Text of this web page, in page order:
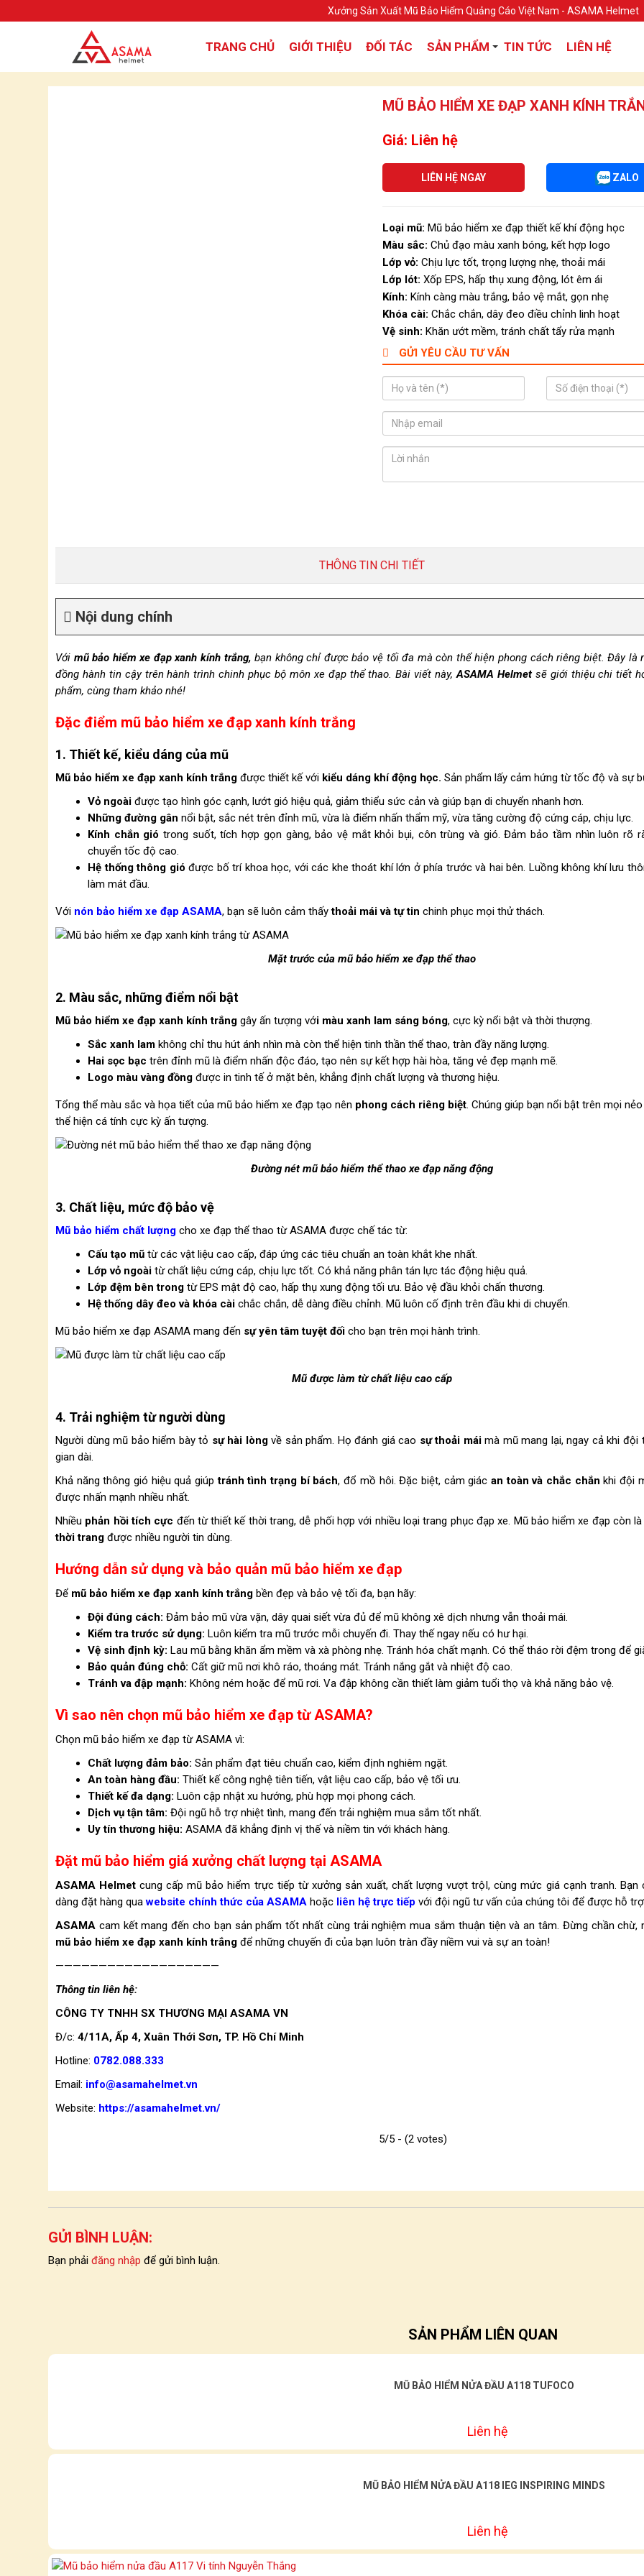
Xưởng Sản Xuất Mũ Bảo Hiểm Quảng Cáo Việt Nam - ASAMA Helmet
TRANG CHỦ GIỚI THIỆU ĐỐI TÁC SẢN PHẨM TIN TỨC LIÊN HỆ
MŨ BẢO HIỂM XE ĐẠP XANH KÍNH
Giá: Liên hệ
LIÊN HỆ NGAY ZALO
Loại mũ: Mũ bảo hiểm xe đạp thiết kế khí động học
Màu sắc: Chủ đạo màu xanh bóng, kết hợp logo
Lớp vỏ: Chịu lực tốt, trọng lượng nhẹ, thoải mái
Lớp lót: Xốp EPS, hấp thụ xung động, lót êm ái
Kính: Kính càng màu trắng, bảo vệ mắt, gọn nhẹ
Khóa cài: Chắc chắn, dây đeo điều chỉnh linh hoạt
Vệ sinh: Khăn ướt mềm, tránh chất tẩy rửa mạnh
GỬI YÊU CẦU TƯ VẤN
THÔNG TIN CHI TIẾT
Nội dung chính
Với mũ bảo hiểm xe đạp xanh kính trắng, bạn không chỉ được bảo vệ tối đa mà còn thể hiện phong cách riêng biệt. Đây là
đồng hành tin cậy trên hành trình chinh phục bộ môn xe đạp thể thao. Bài viết này, ASAMA Helmetsẽ giới thiệu chi tiết
phẩm, cùng tham khảo nhé!
Đặc điểm mũ bảo hiểm xe đạp xanh kính trắng
1. Thiết kế, kiểu dáng của mũ
Mũ bảo hiểm xe đạp xanh kính trắng được thiết kế với kiểu dáng khí động học. Sản phẩm lấy cảm hứng từ tốc độ và sự
Vỏ ngoài được tạo hình góc cạnh, lướt gió hiệu quả, giảm thiểu sức cản và giúp bạn di chuyển nhanh hơn.
Những đường gân nổi bật, sắc nét trên đỉnh mũ, vừa là điểm nhấn thẩm mỹ, vừa tăng cường độ cứng cáp, chịu lực.
Kính chắn gió trong suốt, tích hợp gọn gàng, bảo vệ mắt khỏi bụi, côn trùng và gió. Đảm bảo tầm nhìn luôn rõ
chuyển tốc độ cao.
Hệ thống thông gió được bố trí khoa học, với các khe thoát khí lớn ở phía trước và hai bên. Luồng không khí lưu
làm mát đầu.
Với nón bảo hiểm xe đạp ASAMA, bạn sẽ luôn cảm thấythoải mái và tự tin chinh phục mọi thử thách.
Mặt trước của mũ bảo hiểm xe đạp thể thao
2. Màu sắc, những điểm nổi bật
Mũ bảo hiểm xe đạp xanh kính trắng gây ấn tượng với màu xanh lam sáng bóng, cực kỳ nổi bật và thời thượng.
Sắc xanh lam không chỉ thu hút ánh nhìn mà còn thể hiện tinh thần thể thao, tràn đầy năng lượng.
Hai sọc bạc trên đỉnh mũ là điểm nhấn độc đáo, tạo nên sự kết hợp hài hòa, tăng vẻ đẹp mạnh mẽ.
Logo màu vàng đồng được in tinh tế ở mặt bên, khẳng định chất lượng và thương hiệu.
Tổng thể màu sắc và họa tiết của mũ bảo hiểm xe đạp tạo nên phong cách riêng biệt. Chúng giúp bạn nổi bật trên mọi
thể hiện cá tính cực kỳ ấn tượng.
Đường nét mũ bảo hiểm thể thao xe đạp năng động
3. Chất liệu, mức độ bảo vệ
Mũ bảo hiểm chất lượng cho xe đạp thể thao từ ASAMA được chế tác từ:
Cấu tạo mũ từ các vật liệu cao cấp, đáp ứng các tiêu chuẩn an toàn khắt khe nhất.
Lớp vỏ ngoài từ chất liệu cứng cáp, chịu lực tốt. Có khả năng phân tán lực tác động hiệu quả.
Lớp đệm bên trong từEPS mật độ cao, hấp thụ xung động tối ưu. Bảo vệ đầu khỏi chấn thương.
Hệ thống dây đeo và khóa cài chắc chắn, dễ dàng điều chỉnh. Mũ luôn cố định trên đầu khi di chuyển.
Mũ bảo hiểm xe đạp ASAMA mang đến sự yên tâm tuyệt đối cho bạn trên mọi hành trình.
Mũ được làm từ chất liệu cao cấp
4. Trải nghiệm từ người dùng
Người dùng mũ bảo hiểm bày tỏ sự hài lòngvề sản phẩm. Họ đánh giá cao sự thoải máimà mũ mang lại, ngay cả khi đội
gian dài.
Khả năng thông gió hiệu quả giúp tránh tình trạng bí bách, đổ mồ hôi. Đặc biệt, cảm giác an toàn và chắc chắn khi đội
được nhấn mạnh nhiều nhất.
Nhiều phản hồi tích cực đến từ thiết kế thời trang, dễ phối hợp với nhiều loại trang phục đạp xe. Mũ bảo hiểm xe đạp còn là
thời trang được nhiều người tin dùng.
Hướng dẫn sử dụng và bảo quản mũ bảo hiểm xe đạp
Để mũ bảo hiểm xe đạp xanh kính trắng bền đẹp và bảo vệ tối đa, bạn hãy:
Đội đúng cách: Đảm bảo mũ vừa vặn, dây quai siết vừa đủ để mũ không xê dịch nhưng vẫn thoải mái.
Kiểm tra trước sử dụng: Luôn kiểm tra mũ trước mỗi chuyến đi. Thay thế ngay nếu có hư hại.
Vệ sinh định kỳ: Lau mũ bằng khăn ẩm mềm và xà phòng nhẹ. Tránh hóa chất mạnh. Có thể tháo rời đệm trong để
Bảo quản đúng chỗ: Cất giữ mũ nơi khô ráo, thoáng mát. Tránh nắng gắt và nhiệt độ cao.
Tránh va đập mạnh: Không ném hoặc để mũ rơi. Va đập không cần thiết làm giảm tuổi thọ và khả năng bảo vệ.
Vì sao nên chọn mũ bảo hiểm xe đạp từ ASAMA?
Chọn mũ bảo hiểm xe đạp từ ASAMA vì:
Chất lượng đảm bảo: Sản phẩm đạt tiêu chuẩn cao, kiểm định nghiêm ngặt.
An toàn hàng đầu: Thiết kế công nghệ tiên tiến, vật liệu cao cấp, bảo vệ tối ưu.
Thiết kế đa dạng: Luôn cập nhật xu hướng, phù hợp mọi phong cách.
Dịch vụ tận tâm: Đội ngũ hỗ trợ nhiệt tình, mang đến trải nghiệm mua sắm tốt nhất.
Uy tín thương hiệu: ASAMA đã khẳng định vị thế và niềm tin với khách hàng.
Đặt mũ bảo hiểm giá xưởng chất lượng tại ASAMA
ASAMA Helmet cung cấp mũ bảo hiểm trực tiếp từ xưởng sản xuất, chất lượng vượt trộI, cùng mức giá cạnh tranh. Bạn
dàng đặt hàng quawebsite chính thức của ASAMA hoặc liên hệ trực tiếp với đội ngũ tư vấn của chúng tôi để được hỗ
ASAMA cam kết mang đến cho bạn sản phẩm tốt nhất cùng trải nghiệm mua sắm thuận tiện và an tâm. Đừng chần chừ,
mũ bảo hiểm xe đạp xanh kính trắng để những chuyến đi của bạn luôn tràn đầy niềm vui và sự an toàn!
———————————————————
Thông tin liên hệ:
CÔNG TY TNHH SX THƯƠNG MẠI ASAMA VN
Đ/c: 4/11A, Ấp 4, Xuân Thới Sơn, TP. Hồ Chí Minh
Hotline: 0782.088.333
Email: info@asamahelmet.vn
Website: https://asamahelmet.vn/
5/5 - (2 votes)
GỬI BÌNH LUẬN:
Bạn phải đăng nhập để gửi bình luận.
SẢN PHẨM LIÊN QUAN
MŨ BẢO HIỂM NỬA ĐẦU A118 TUFOCO
Liên hệ
MŨ BẢO HIỂM NỬA ĐẦU A118 IEG INSPIRING MINDS
Liên hệ